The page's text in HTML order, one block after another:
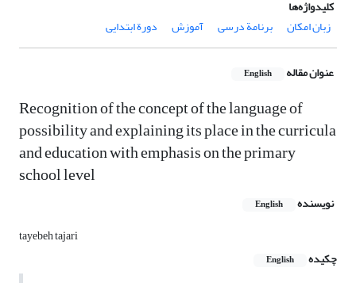
کلیدواژه‌ها
زبان امکان
برنامة درسی آموزش دورة ابتدایی
عنوان مقاله English
Recognition of the concept of the language of
possibility and explaining its place in the curricula
and education with emphasis on the primary
school level
نویسنده English
tayebeh tajari
چکیده
English